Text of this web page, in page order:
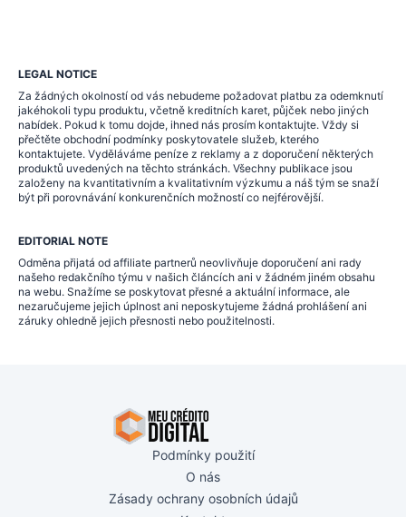
LEGAL NOTICE
Za žádných okolností od vás nebudeme požadovat platbu za odemknutí
jakéhokoli typu produktu, včetně kreditních karet, půjček nebo jiných
nabídek. Pokud k tomu dojde, ihned nás prosím kontaktujte. Vždy si
přečtěte obchodní podmínky poskytovatele služeb, kterého
kontaktujete. Vyděláváme peníze z reklamy a z doporučení některých
produktů uvedených na těchto stránkách. Všechny publikace jsou
založeny na kvantitativním a kvalitativním výzkumu a náš tým se snaží
být při porovnávání konkurenčních možností co nejférovější.
EDITORIAL NOTE
Odměna přijatá od affiliate partnerů neovlivňuje doporučení ani rady
našeho redakčního týmu v našich článcích ani v žádném jiném obsahu
na webu. Snažíme se poskytovat přesné a aktuální informace, ale
nezaručujeme jejich úplnost ani neposkytujeme žádná prohlášení ani
záruky ohledně jejich přesnosti nebo použitelnosti.
Podmínky použití
O nás
Zásady ochrany osobních údajů